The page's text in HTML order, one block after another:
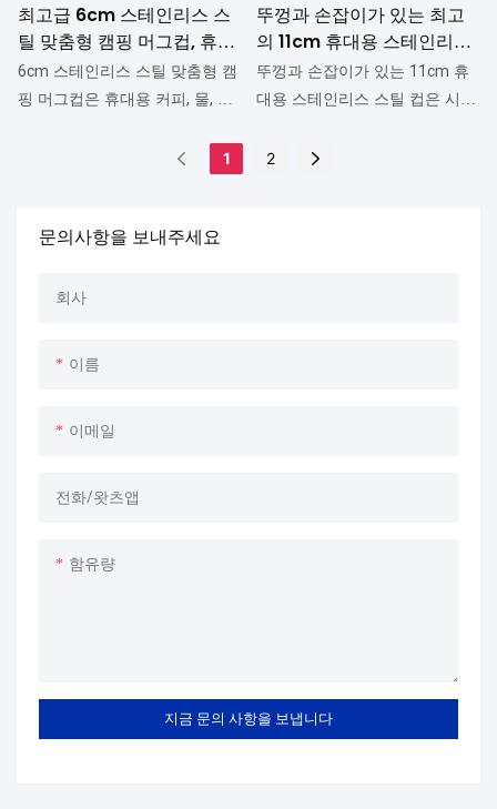
문의사항을 보내주세요
회사
이름
이메일
전화/왓츠앱
함유량
지금 문의 사항을 보냅니다
롯한 다양한 분야에서 더욱 폭넓
게 활용될 수 있음을 입증했습니
다.
단점을 분석하고 지속적으로 개
선해 왔습니다. 8cm 야외용 스테
인리스 스틸 차, 커피, 물컵은 고
객의 요구에 따라 맞춤 제작이
가능합니다. 첨단 기술을 적용하
여 안전하고 효율적인 제품 생산
음료를 마시거나, 물을 마시거나,
용도로 널리 사용되고 있습니다.
선해 왔습니다. 친환경 12cm 스
테인리스 스틸 머그컵(뚜껑 및
손잡이 포함)은 고객의 요구에
따라 맞춤 제작이 가능합니다.
테인리스 스틸 머그컵(뚜껑 및
최고급 6cm 스테인리스 스
틸 맞춤형 캠핑 머그컵, 휴대
용 커피/물/차 컵, 음료 용품
전문 업체 - ZHENNENG
6cm 스테인리스 스틸 맞춤형 캠
핑 머그컵은 휴대용 커피, 물, 차
제품과 비교했을 때 성능, 품질,
좋은 평판을 얻고 있습니다.
을 분석하고 지속적으로 개선해
구에 따라 사양을 맞춤 제작할
틸 가정용 구강 청결 컵, 유치원
컵, 손잡이형 컵 등은 뛰어난 기
점하며 회사의 업계 위상을 크게
뚜껑과 손잡이가 있는 최고
의 11cm 휴대용 스테인리스
스틸 컵 (야외 커피, 물, 차
용) - ZHENNENG
뚜껑과 손잡이가 있는 11cm 휴
대용 스테인리스 스틸 컵은 시중
능, 품질, 외관 등에서 비교할 수
1 2